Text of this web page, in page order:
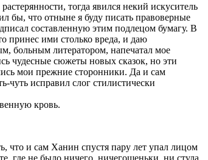
тогда явился некий искуситель
бы, что отныне я буду писать правоверные
составленную этим подлецом бумагу. В
принес ими столько вреда, и даю
больным литератором, напечатал мое
чудесные сюжеты новых сказок, но эти
мои прежние сторонники. Да и сам
чуть исправил слог стилистически
кровь.
что и сам Ханин спустя пару лет упал лицом
где не было ничего, ничегошеньки, ни стула,